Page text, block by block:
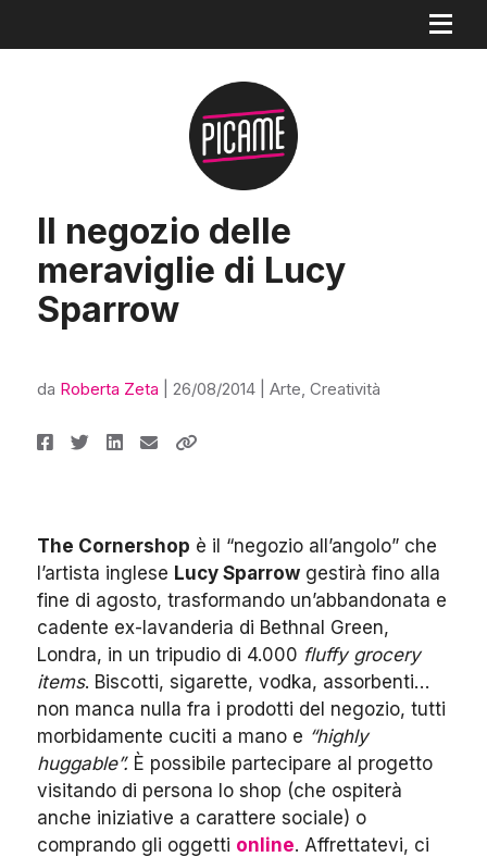
Il negozio delle
meraviglie di Lucy
Sparrow
da Roberta Zeta 26/08/2014 Arte, Creatività
The Cornershop è il “negozio all’angolo” che
l’artista inglese Lucy Sparrow gestirà fino alla
fine di agosto, trasformando un’abbandonata e
cadente ex-lavanderia di Bethnal Green,
Londra, in un tripudio di 4.000 fluffy grocery
items. Biscotti, sigarette, vodka, assorbenti…
non manca nulla fra i prodotti del negozio, tutti
morbidamente cuciti a mano e “highly
huggable”. È possibile partecipare al progetto
visitando di persona lo shop (che ospiterà
anche iniziative a carattere sociale) o
comprando gli oggetti online. Affrettatevi, ci